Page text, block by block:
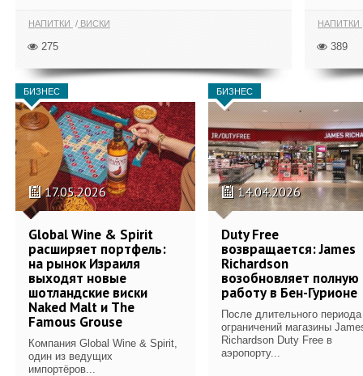
НАПИТКИ ВИСКИ
275
НАПИТКИ
389
БИЗНЕС
17.05.2026
Global Wine & Spirit
расширяет портфель:
на рынок Израиля
выходят новые
шотландские виски
Naked Malt и The
Famous Grouse
Компания Global Wine & Spirit,
один из ведущих
импортёров...
БИЗНЕС
14.04.2026
Duty Free
возвращается: James
Richardson
возобновляет полную
работу в Бен-Гурионе
После длительного периода
ограничений магазины
Richardson Duty Free в
аэропорту...